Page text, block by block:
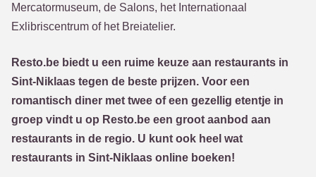
Mercatormuseum, de Salons, het Internationaal
Exlibriscentrum of het Breiatelier.
Resto.be biedt u een ruime keuze aan restaurants in
Sint-Niklaas tegen de beste prijzen. Voor een
romantisch diner met twee of een gezellig etentje in
groep vindt u op Resto.be een groot aanbod aan
restaurants in de regio. U kunt ook heel wat
restaurants in Sint-Niklaas online boeken!